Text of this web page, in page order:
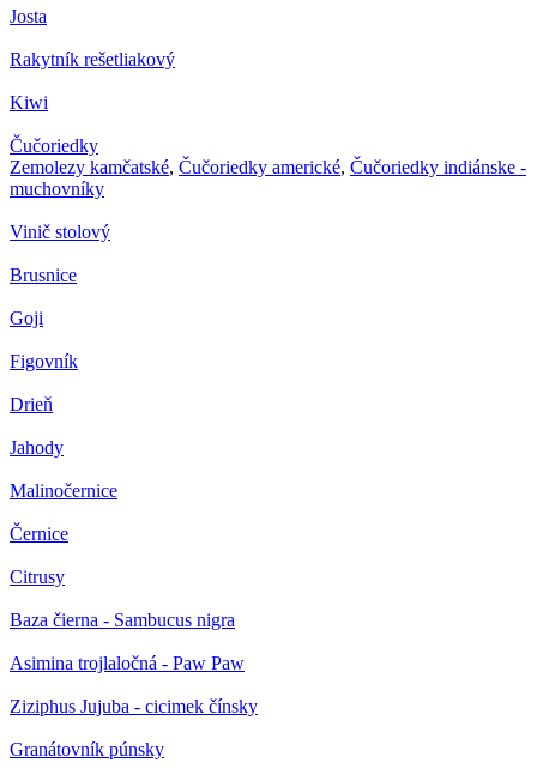
Josta
Rakytník rešetliakový
Kiwi
Čučoriedky
Zemolezy kamčatské, Čučoriedky americké, Čučoriedky indiánske -
muchovníky
Vinič stolový
Brusnice
Goji
Figovník
Drieň
Jahody
Malinočernice
Černice
Citrusy
Baza čierna - Sambucus nigra
Asimina trojlaločná - Paw Paw
Ziziphus Jujuba - cicimek čínsky
Granátovník púnsky